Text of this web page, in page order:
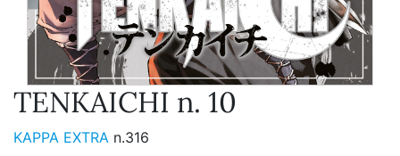
TENKAICHI n. 10
KAPPA EXTRA n.316